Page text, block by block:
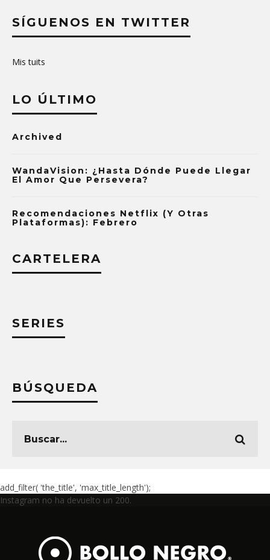
SÍGUENOS EN TWITTER
Mis tuits
LO ÚLTIMO
Archived
WandaVision: ¿Hasta Dónde Puede Llegar
El Amor Que Persevera?
Recomendaciones Netflix (y Otras
Plataformas): Febrero
CARTELERA
SERIES
BÚSQUEDA
add_filter( 'the_title', 'max_title_length');
Instagram no ha devuelto un 200.